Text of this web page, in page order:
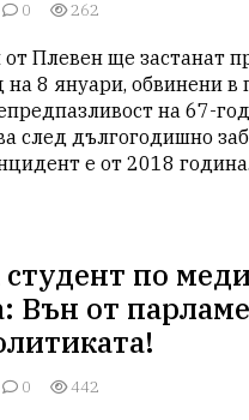
0 262
Плевен ще застанат
8 януари, обвинени в
на 67-
след дългогодишно
е от 2018 година.
по
Вън от
0 442